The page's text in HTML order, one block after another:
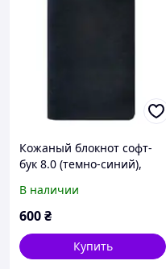
Кожаный блокнот софт-
бук 8.0 (темно-синий),
В наличии
600₴
Купить